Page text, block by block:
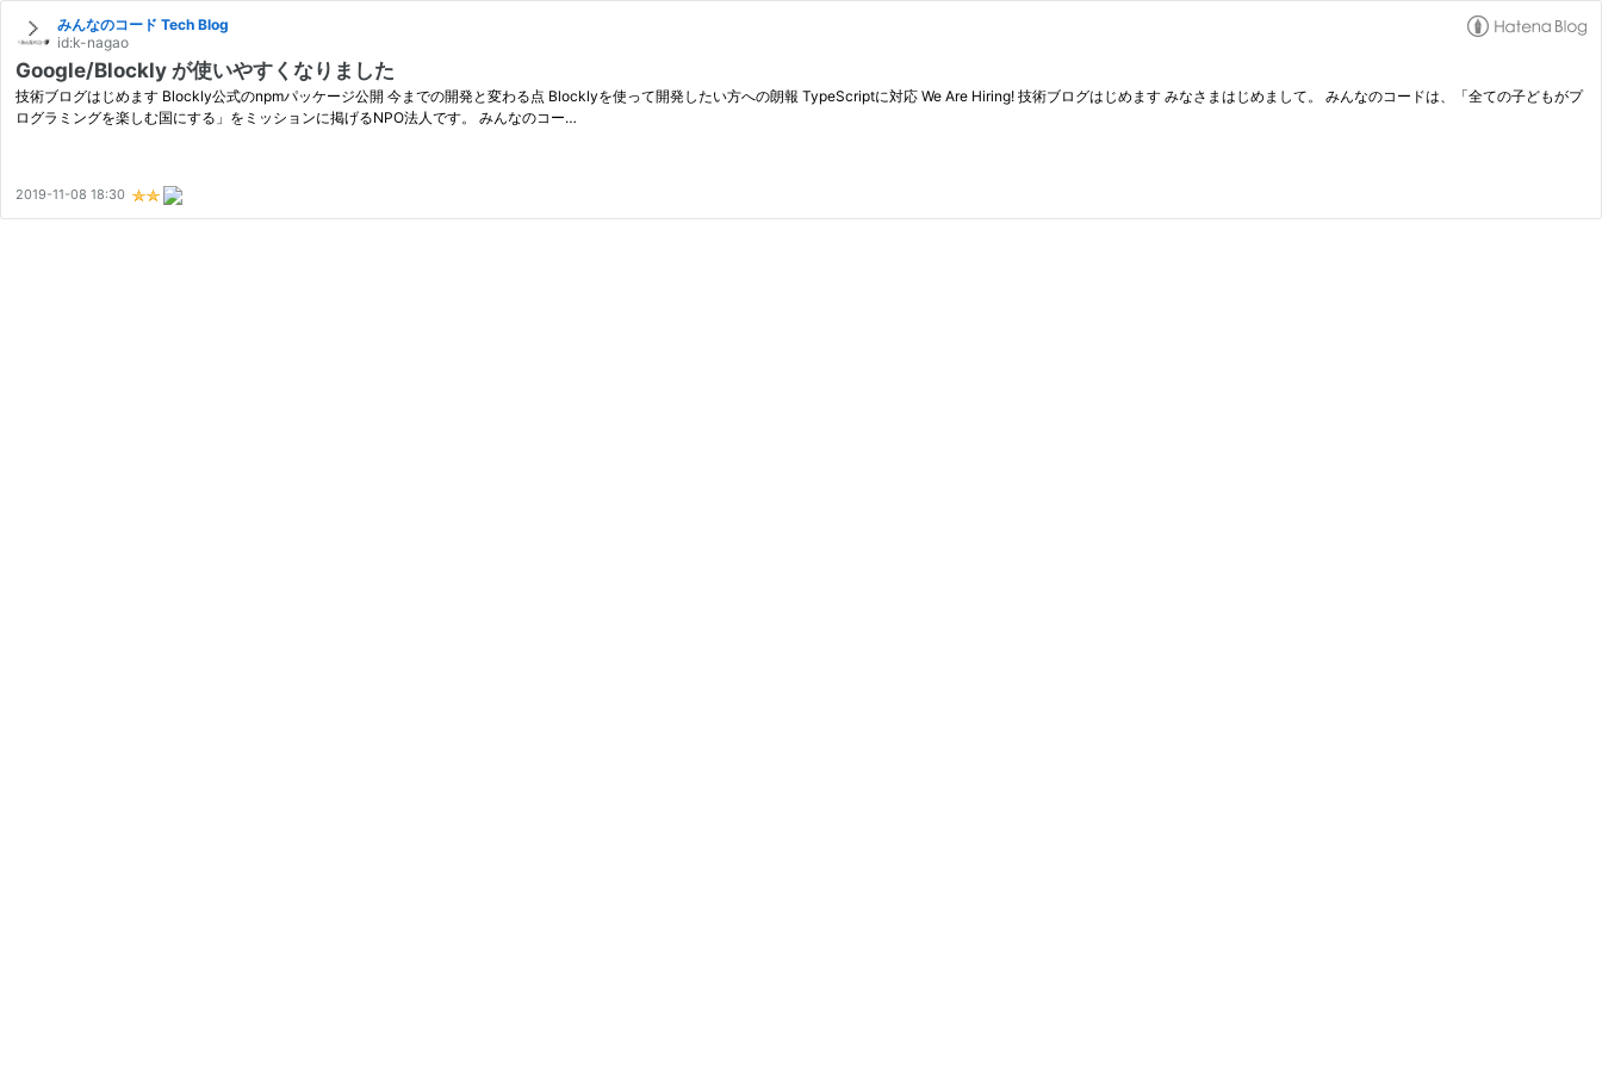
みんなのコード Tech Blog
id:k-nagao
Google/Blockly が使いやすくなりました
技術ブログはじめます Blockly公式のnpmパッケージ公開 今までの開発と変わる点 Blocklyを使って開発したい方への朗報 TypeScriptに対応 We Are Hiring! 技術ブログはじめます みなさまはじめまして。 みんなのコードは、「全ての子どもがプ
ログラミングを楽しむ国にする」をミッションに掲げるNPO法人です。 みんなのコー…
2019-11-08 18:30